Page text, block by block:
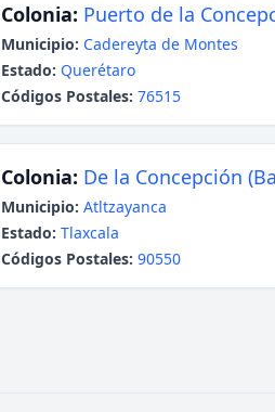
Colonia: Puerto de la
Municipio: Cadereyta de Montes
Estado: Querétaro
Códigos Postales: 76515
Colonia: De la Concepción
Municipio: Atltzayanca
Estado: Tlaxcala
Códigos Postales: 90550